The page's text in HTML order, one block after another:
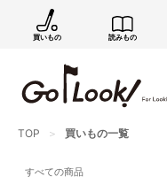
買いもの 読みもの
TOP 買いもの一覧